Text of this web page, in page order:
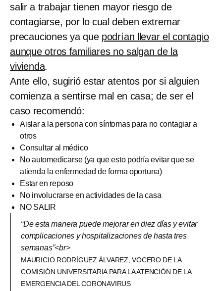
salir a trabajar tienen mayor riesgo de
contagiarse, por lo cual deben extremar
precauciones ya que podrían llevar el contagio
aunque otros familiares no salgan de la
vivienda.
Ante ello, sugirió estar atentos por si alguien
comienza a sentirse mal en casa; de ser el
caso recomendó:
Aislar a la persona con síntomas para no contagiar a
otros
Consultar al médico
No automedicarse (ya que esto podría evitar que se
atienda la enfermedad de forma oportuna)
Estar en reposo
No involucrarse en actividades de la casa
NO SALIR
“De esta manera puede mejorar en diez días y evitar
complicaciones y hospitalizaciones de hasta tres
semanas”<br>
MAURICIO RODRÍGUEZ ÁLVAREZ, VOCERO DE LA
COMISIÓN UNIVERSITARIA PARA LA ATENCIÓN DE LA
EMERGENCIA DEL CORONAVIRUS